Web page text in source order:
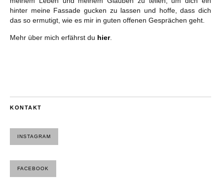
hinter meine Fassade gucken zu lassen und hoffe, dass dich
das so ermutigt, wie es mir in guten offenen Gesprächen geht.
Mehr über mich erfährst du hier.
KONTAKT
INSTAGRAM
FACEBOOK